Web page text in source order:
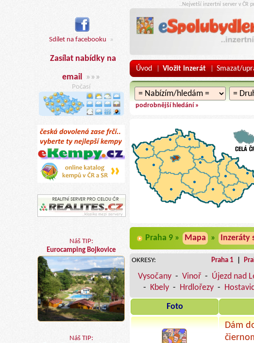
Sdílet na facebooku »
Zasílat nabídky na
email »»»
Počasí
Náš TIP:
Eurocamping Bojkovice
Náš TIP:
..Nejvetší inzertní server v ČR
Úvod | Vložit inzerát | Smazat/
podrobnější hledání »
Praha 9 » Mapa » Inzeráty
OKRESY: Praha 1
Vysočany - Vinoř - Újezd nad
- Kbely - Hrdlořezy -
Foto
Dám